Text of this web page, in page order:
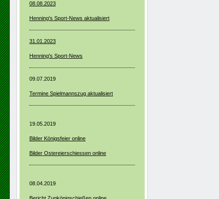
08.08.2023
Henning's Sport-News aktualisiert
31.01.2023
Henning's Sport-News
09.07.2019
Termine Spielmannszug aktualisiert
19.05.2019
Bilder Königsfeier online
Bilder Ostereierschiessen online
08.04.2019